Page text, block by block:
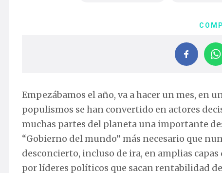
Empezábamos el año, va a hacer un mes, en
populismos se han convertido en actores
muchas partes del planeta una importante
“Gobierno del mundo” más necesario que
desconcierto, incluso de ira, en amplias
por líderes políticos que sacan rentabilidad